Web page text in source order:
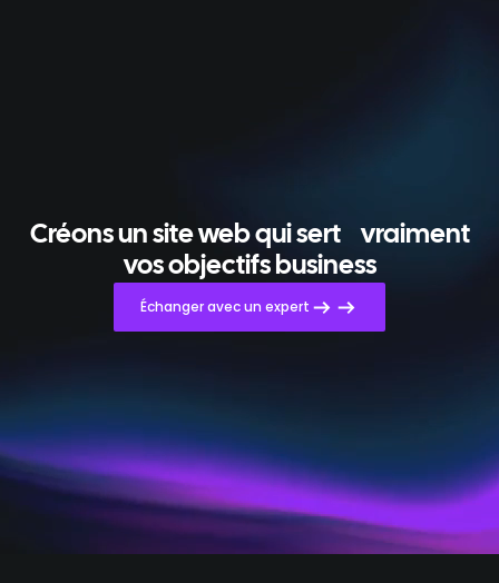
Créons un site web qui sertvraiment
vos objectifs business
Échanger avec un expert